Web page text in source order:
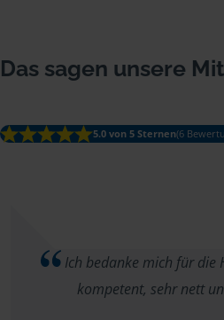
Das sagen unsere
5.0 von 5 Sternen(6
Ich bedanke mich für die
kompetent, sehr nett